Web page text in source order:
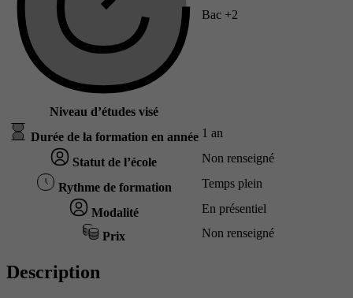
Niveau d’études visé
Bac +2
Durée de la formation en année 1 an
Statut de l’école Non renseigné
Rythme de formation Temps plein
Modalité En présentiel
Prix Non renseigné
Description